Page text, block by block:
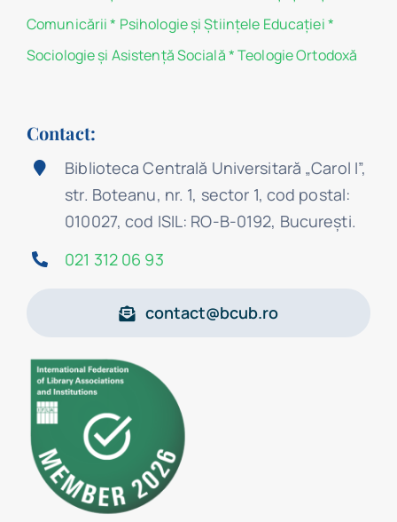
Comunicării * Psihologie şi Ştiinţele Educaţiei*
Sociologie şi Asistenţă Socială*Teologie Ortodoxă
Contact:
Biblioteca Centrală Universitară „Carol I”,
str. Boteanu, nr. 1, sector 1, cod postal:
010027, cod ISIL: RO-B-0192, Bucureşti.
021 312 06 93
contact@bcub.ro